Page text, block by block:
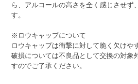
ら、アルコールの高さを全く感じさせず
す。
※ロウキャップについて
ロウキャップは衝撃に対して脆く欠けや
破損については不良品として交換の対象
すのでご了承ください。